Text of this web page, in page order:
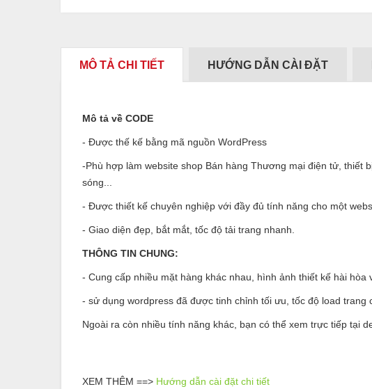
MÔ TẢ CHI TIẾT HƯỚNG DẪN CÀI ĐẶT
Mô tả về CODE
- Được thế kế bằng mã nguồn WordPress
-Phù hợp làm website shop Bán hàng Thương mại điện tử, thiết
sóng...
- Được thiết kế chuyên nghiệp với đầy đủ tính năng cho một
- Giao diện đẹp, bắt mắt, tốc độ tải trang nhanh.
THÔNG TIN CHUNG:
- Cung cấp nhiều mặt hàng khác nhau, hình ảnh thiết kế hài hòa
- sử dụng wordpress đã được tinh chỉnh tối ưu, tốc độ load trang
Ngoài ra còn nhiều tính năng khác, bạn có thể xem trực tiếp tại
XEM THÊM ==> Hướng dẫn cài đặt chi tiết